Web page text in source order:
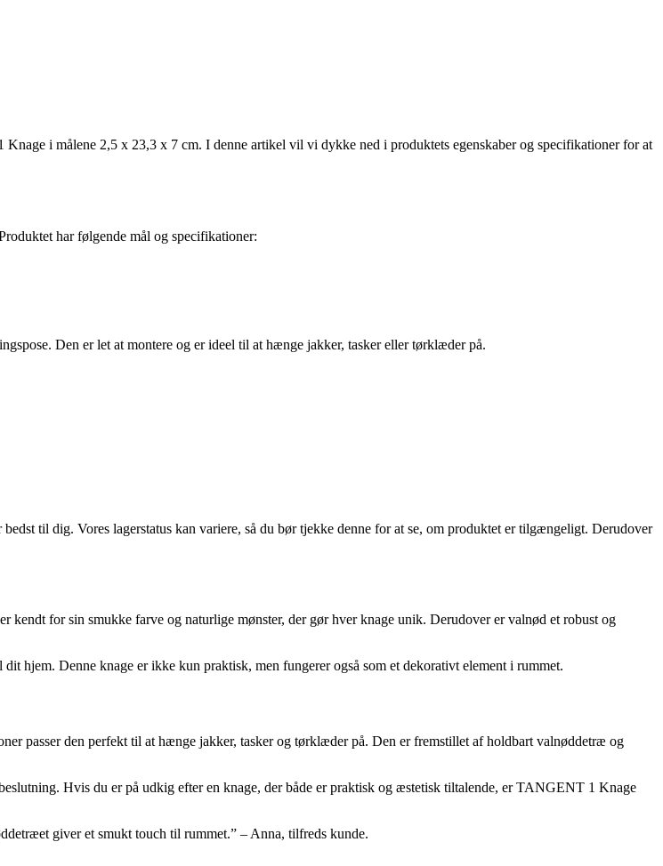
i målene 2,5 x 23,3 x 7 cm. I denne artikel vil vi dykke ned i produktets egenskaber og specifikationer for at
har følgende mål og specifikationer:
Den er let at montere og er ideel til at hænge jakker, tasker eller tørklæder på.
til dig. Vores lagerstatus kan variere, så du bør tjekke denne for at se, om produktet er tilgængeligt. Derudover
for sin smukke farve og naturlige mønster, der gør hver knage unik. Derudover er valnød et robust og
hjem. Denne knage er ikke kun praktisk, men fungerer også som et dekorativt element i rummet.
passer den perfekt til at hænge jakker, tasker og tørklæder på. Den er fremstillet af holdbart valnøddetræ og
Hvis du er på udkig efter en knage, der både er praktisk og æstetisk tiltalende, er TANGENT 1 Knage
giver et smukt touch til rummet.” – Anna, tilfreds kunde.